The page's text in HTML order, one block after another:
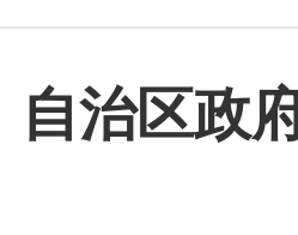
自治区政